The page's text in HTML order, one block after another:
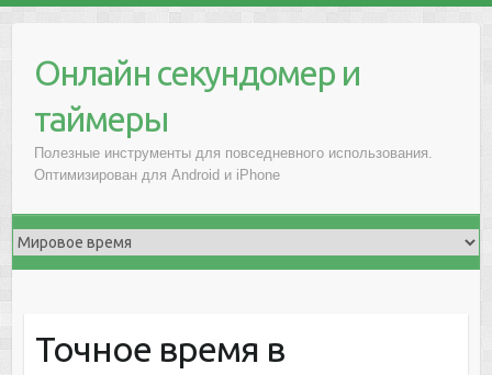
Онлайн секундомер и
таймеры
Полезные инструменты для повседневного использования.
Оптимизирован для Android и iPhone
Точное время в